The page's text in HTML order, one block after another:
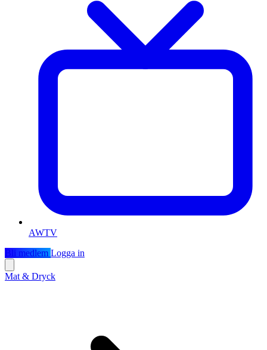
AWTV
Bli medlem Logga in
Mat & Dryck